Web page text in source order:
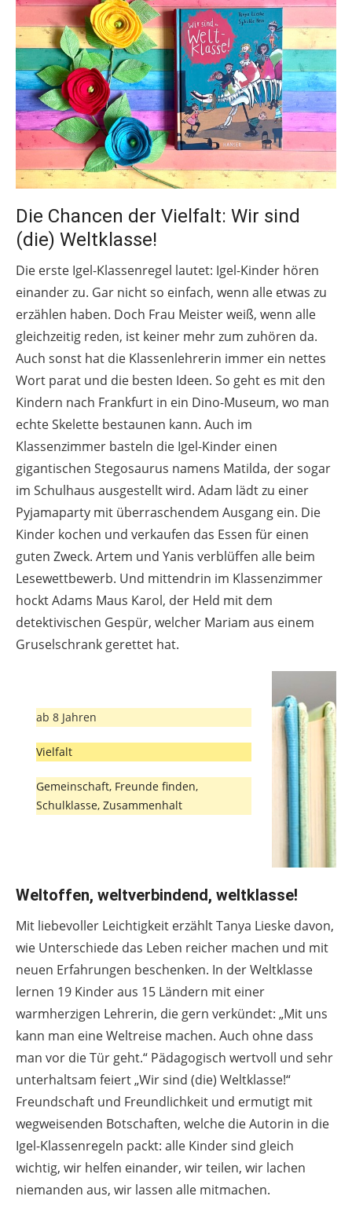
Die Chancen der Vielfalt: Wir sind
(die) Weltklasse!
Die erste Igel-Klassenregel lautet: Igel-Kinder hören
einander zu. Gar nicht so einfach, wenn alle etwas zu
erzählen haben. Doch Frau Meister weiß, wenn alle
gleichzeitig reden, ist keiner mehr zum zuhören da.
Auch sonst hat die Klassenlehrerin immer ein nettes
Wort parat und die besten Ideen. So geht es mit den
Kindern nach Frankfurt in ein Dino-Museum, wo man
echte Skelette bestaunen kann. Auch im
Klassenzimmer basteln die Igel-Kinder einen
gigantischen Stegosaurus namens Matilda, der sogar
im Schulhaus ausgestellt wird. Adam lädt zu einer
Pyjamaparty mit überraschendem Ausgang ein. Die
Kinder kochen und verkaufen das Essen für einen
guten Zweck. Artem und Yanis verblüffen alle beim
Lesewettbewerb. Und mittendrin im Klassenzimmer
hockt Adams Maus Karol, der Held mit dem
detektivischen Gespür, welcher Mariam aus einem
Gruselschrank gerettet hat.
ab 8 Jahren
Vielfalt
Gemeinschaft, Freunde finden,
Schulklasse, Zusammenhalt
Weltoffen, weltverbindend, weltklasse!
Mit liebevoller Leichtigkeit erzählt Tanya Lieske davon,
wie Unterschiede das Leben reicher machen und mit
neuen Erfahrungen beschenken. In der Weltklasse
lernen 19 Kinder aus 15 Ländern mit einer
warmherzigen Lehrerin, die gern verkündet: „Mit uns
kann man eine Weltreise machen. Auch ohne dass
man vor die Tür geht.“ Pädagogisch wertvoll und sehr
unterhaltsam feiert „Wir sind (die) Weltklasse!“
Freundschaft und Freundlichkeit und ermutigt mit
wegweisenden Botschaften, welche die Autorin in die
Igel-Klassenregeln packt: alle Kinder sind gleich
wichtig, wir helfen einander, wir teilen, wir lachen
niemanden aus, wir lassen alle mitmachen.